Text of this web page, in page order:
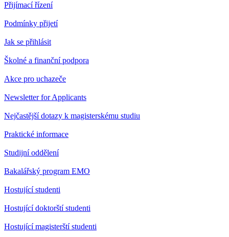
Přijímací řízení
Podmínky přijetí
Jak se přihlásit
Školné a finanční podpora
Akce pro uchazeče
Newsletter for Applicants
Nejčastější dotazy k magisterskému studiu
Praktické informace
Studijní oddělení
Bakalářský program EMO
Hostující studenti
Hostující doktorští studenti
Hostující magisterští studenti